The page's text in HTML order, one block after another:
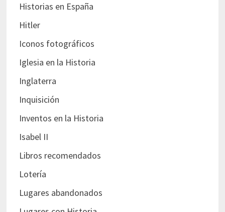
Historias en España
Hitler
Iconos fotográficos
Iglesia en la Historia
Inglaterra
Inquisición
Inventos en la Historia
Isabel II
Libros recomendados
Lotería
Lugares abandonados